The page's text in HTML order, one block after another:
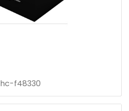
hc-f48330